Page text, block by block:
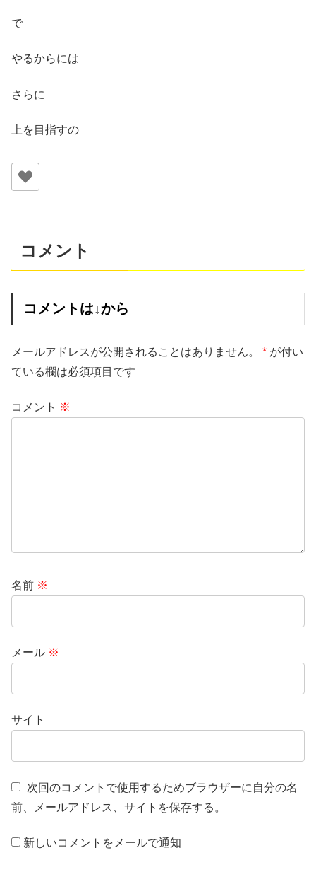
で
やるからには
さらに
上を目指すの
コメント
コメントは↓から
メールアドレスが公開されることはありません。 * が付い
ている欄は必須項目です
コメント ※
名前 ※
メール ※
サイト
次回のコメントで使用するためブラウザーに自分の名
前、メールアドレス、サイトを保存する。
新しいコメントをメールで通知